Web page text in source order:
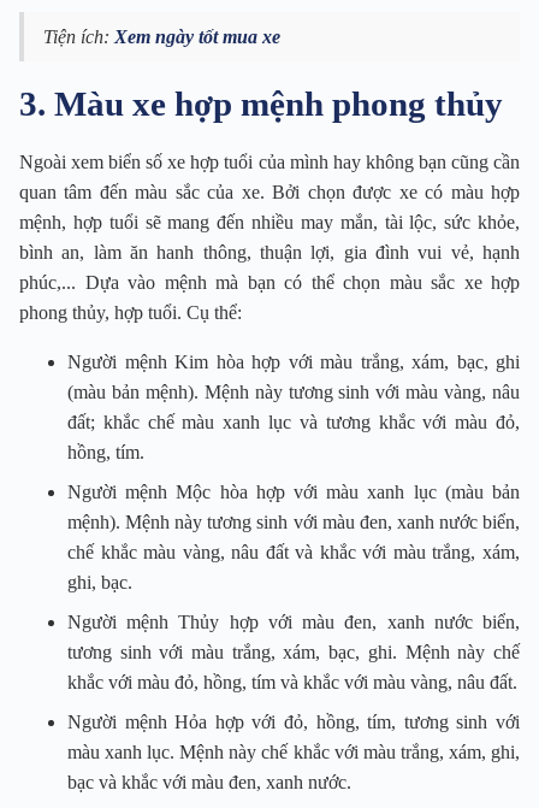
Tiện ích: Xem ngày tốt mua xe
3. Màu xe hợp mệnh phong thủy
Ngoài xem biển số xe hợp tuổi của mình hay không bạn cũng cần
quan tâm đến màu sắc của xe. Bởi chọn được xe có màu hợp
mệnh, hợp tuổi sẽ mang đến nhiều may mắn, tài lộc, sức khỏe,
bình an, làm ăn hanh thông, thuận lợi, gia đình vui vẻ, hạnh
phúc,... Dựa vào mệnh mà bạn có thể chọn màu sắc xe hợp
phong thủy, hợp tuổi. Cụ thể:
Người mệnh Kim hòa hợp với màu trắng, xám, bạc, ghi
(màu bản mệnh). Mệnh này tương sinh với màu vàng, nâu
đất; khắc chế màu xanh lục và tương khắc với màu đỏ,
hồng, tím.
Người mệnh Mộc hòa hợp với màu xanh lục (màu bản
mệnh). Mệnh này tương sinh với màu đen, xanh nước biển,
chế khắc màu vàng, nâu đất và khắc với màu trắng, xám,
ghi, bạc.
Người mệnh Thủy hợp với màu đen, xanh nước biển,
tương sinh với màu trắng, xám, bạc, ghi. Mệnh này chế
khắc với màu đỏ, hồng, tím và khắc với màu vàng, nâu đất.
Người mệnh Hỏa hợp với đỏ, hồng, tím, tương sinh với
màu xanh lục. Mệnh này chế khắc với màu trắng, xám, ghi,
bạc và khắc với màu đen, xanh nước.